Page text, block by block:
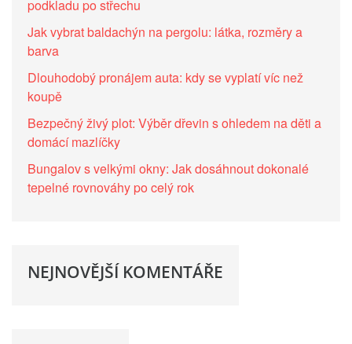
podkladu po střechu
Jak vybrat baldachýn na pergolu: látka, rozměry a
barva
Dlouhodobý pronájem auta: kdy se vyplatí víc než
koupě
Bezpečný živý plot: Výběr dřevin s ohledem na děti a
domácí mazlíčky
Bungalov s velkými okny: Jak dosáhnout dokonalé
tepelné rovnováhy po celý rok
NEJNOVĚJŠÍ KOMENTÁŘE